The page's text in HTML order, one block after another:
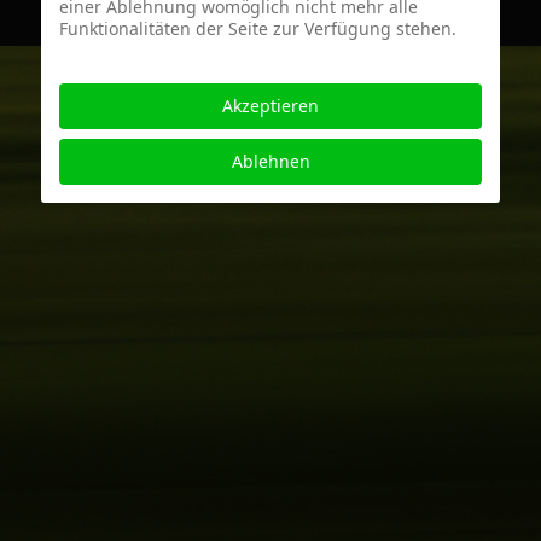
einer Ablehnung womöglich nicht mehr alle
Funktionalitäten der Seite zur Verfügung stehen.
Akzeptieren
Ablehnen